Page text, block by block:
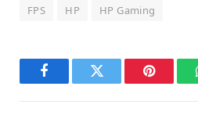
FPS HP HP Gaming
FacebookTwitter Pinterest